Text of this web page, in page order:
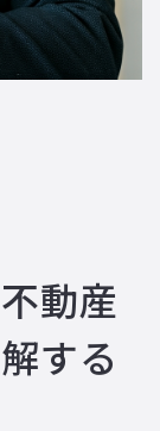
動産
する